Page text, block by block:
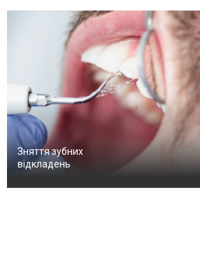
Зняття зубних
відкладень